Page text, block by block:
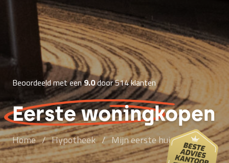
Beoordeeld met een9.0door 514 klanten
Eerste woningkopen
Home / Hypotheek / Mijn eerste huis kopen